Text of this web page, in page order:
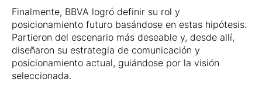
Finalmente, BBVA logró definir su rol y
posicionamiento futuro basándose en estas hipótesis.
Partieron del escenario más deseable y, desde allí,
diseñaron su estrategia de comunicación y
posicionamiento actual, guiándose por la visión
seleccionada.